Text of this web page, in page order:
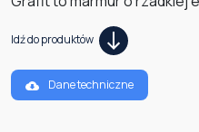
Idź do produktów
Dane techniczne